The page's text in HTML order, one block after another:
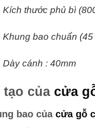
Kích thước phủ bì
Khung bao chuẩn (45
Dày cánh : 40mm
tạo của cửa
bao của cửa gỗ